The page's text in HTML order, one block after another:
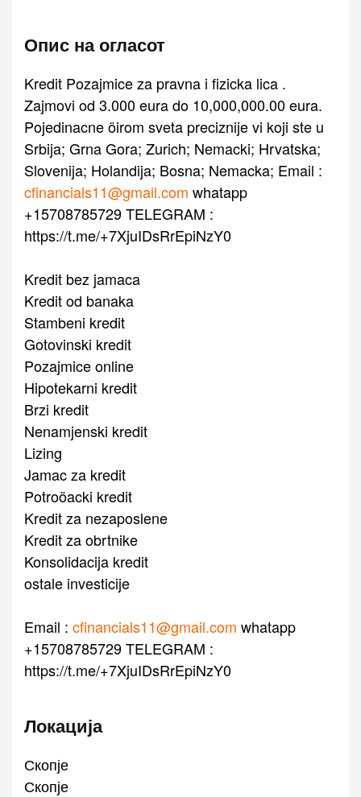
Опис на огласот
Kredit Pozajmice za pravna i fizicka lica .
Zajmovi od 3.000 eura do 10,000,000.00 eura.
Pojedinacne öirom sveta preciznije vi koji ste u
Srbija; Grna Gora; Zurich; Nemacki; Hrvatska;
Slovenija; Holandija; Bosna; Nemacka; Email :
cfinancials11@gmail.com whatapp
+15708785729 TELEGRAM :
https://t.me/+7XjuIDsRrEpiNzY0
Kredit bez jamaca
Kredit od banaka
Stambeni kredit
Gotovinski kredit
Pozajmice online
Hipotekarni kredit
Brzi kredit
Nenamjenski kredit
Lizing
Jamac za kredit
Potroöacki kredit
Kredit za nezaposlene
Kredit za obrtnike
Konsolidacija kredit
ostale investicije
Email : cfinancials11@gmail.com whatapp
+15708785729 TELEGRAM :
https://t.me/+7XjuIDsRrEpiNzY0
Локација
Скопје
Скопје